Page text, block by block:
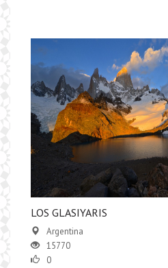
LOS GLASIYARIS
Argentina
15770
0